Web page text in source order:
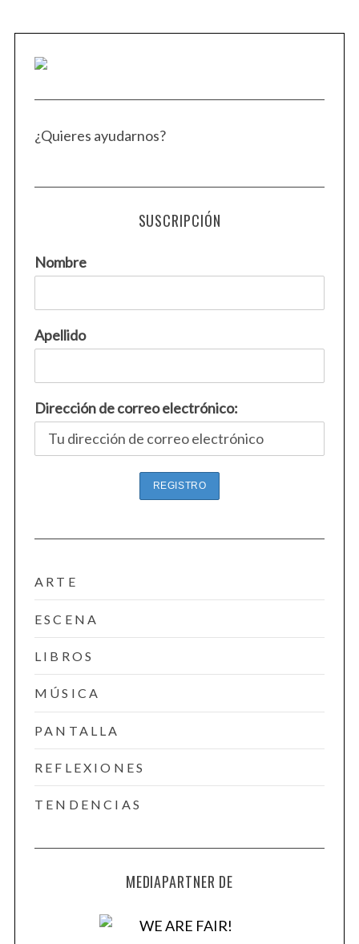
¿Quieres ayudarnos?
SUSCRIPCIÓN
Nombre
Apellido
Dirección de correo electrónico:
ARTE
ESCENA
LIBROS
MÚSICA
PANTALLA
REFLEXIONES
TENDENCIAS
MEDIAPARTNER DE
r